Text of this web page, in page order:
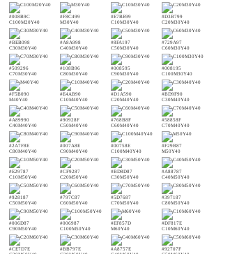
#008B9C
C100M20Y40
#F8C499
M30Y40
#E7BE99
C10M30Y40
#D3B799
C20M30Y40
#BEB098
C30M30Y40
#A8A998
C40M30Y40
#8FA197
C50M30Y40
#729A97
C60M30Y40
#509296
C70M30Y40
#108B96
C80M30Y40
#008595
C90M30Y40
#008195
C100M30Y40
#F5B090
M40Y40
#E4AB90
C10M40Y40
#D1A590
C20M40Y40
#BD9F90
C30M40Y40
#A89990
C40M40Y40
#90928F
C50M40Y40
#768B8F
C60M40Y40
#58858F
C70M40Y40
#2A7F8E
C80M40Y40
#007A8E
C90M40Y40
#00758E
C100M40Y40
#F29B87
M50Y40
#E29787
C10M50Y40
#CF9287
C20M50Y40
#BD8D87
C30M50Y40
#A88787
C40M50Y40
#928187
C50M50Y40
#797C87
C60M50Y40
#5D7687
C70M50Y40
#397187
C80M50Y40
#006D87
C90M50Y40
#006987
C100M50Y40
#EF857D
M60Y40
#DF817E
C10M60Y40
#CE7D7E
#BB797E
#A8757E
#92707F